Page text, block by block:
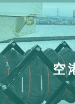
空